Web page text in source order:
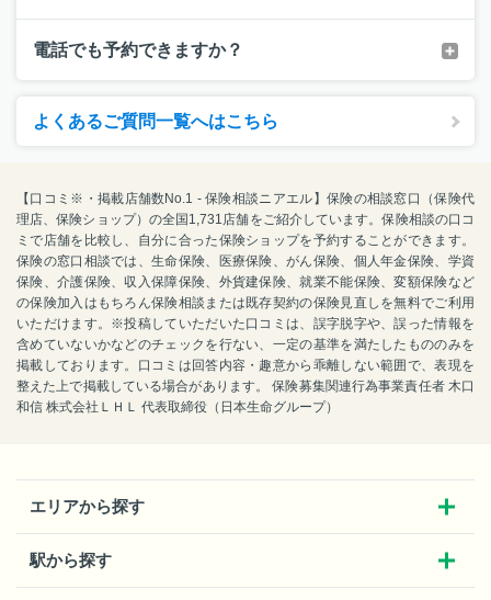
電話でも予約できますか？
よくあるご質問一覧へはこちら
【口コミ※・掲載店舗数No.1 - 保険相談ニアエル】保険の相談窓口（保険代
理店、保険ショップ）の全国1,731店舗をご紹介しています。保険相談の口コ
ミで店舗を比較し、自分に合った保険ショップを予約することができます。
保険の窓口相談では、生命保険、医療保険、がん保険、個人年金保険、学資
保険、介護保険、収入保障保険、外貨建保険、就業不能保険、変額保険など
の保険加入はもちろん保険相談または既存契約の保険見直しを無料でご利用
いただけます。※投稿していただいた口コミは、誤字脱字や、誤った情報を
含めていないかなどのチェックを行ない、一定の基準を満たしたもののみを
掲載しております。口コミは回答内容・趣意から乖離しない範囲で、表現を
整えた上で掲載している場合があります。 保険募集関連行為事業責任者 木口
和信 株式会社ＬＨＬ 代表取締役（日本生命グループ）
エリアから探す
駅から探す